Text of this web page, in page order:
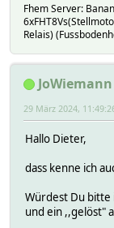
Fhem Server:
Relais)
JoWiemann
29 März 2024,
Hallo Dieter,
dass kenne ich
Würdest Du
und ein ,,gelöst"